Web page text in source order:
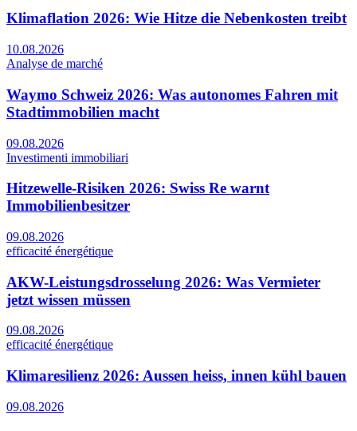
Klimaflation 2026: Wie Hitze die Nebenkosten treibt
10.08.2026
Analyse de marché
Waymo Schweiz 2026: Was autonomes Fahren mit
Stadtimmobilien macht
09.08.2026
Investimenti immobiliari
Hitzewelle-Risiken 2026: Swiss Re warnt
Immobilienbesitzer
09.08.2026
efficacité énergétique
AKW-Leistungsdrosselung 2026: Was Vermieter
jetzt wissen müssen
09.08.2026
efficacité énergétique
Klimaresilienz 2026: Aussen heiss, innen kühl bauen
09.08.2026